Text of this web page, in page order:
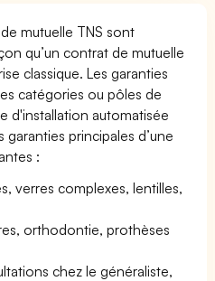
mutuelle TNS sont
qu’un contrat de mutuelle
classique. Les garanties
catégories ou pôles de
d'installation automatisée
principales d’une
:
verres complexes, lentilles,
orthodontie, prothèses
chez le généraliste,